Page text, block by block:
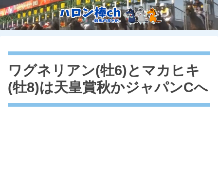
ワグネリアン(牡6)とマカヒキ
(牡8)は天皇賞秋かジャパンCへ